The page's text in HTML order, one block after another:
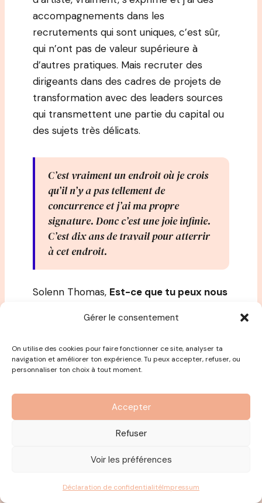
Gérer le consentement
On utilise des cookies pour faire fonctionner ce site, analyser ta
navigation et améliorer ton expérience. Tu peux accepter, refuser, ou
personnaliser ton choix à tout moment.
Accepter
Refuser
Voir les préférences
Déclaration de confidentialitéImpressum
accompagnements dans les
recrutements qui sont uniques, c’est sûr,
qui n’ont pas de valeur supérieure à
d’autres pratiques. Mais recruter des
dirigeants dans des cadres de projets de
transformation avec des leaders sources
qui transmettent une partie du capital ou
des sujets très délicats.
C’est vraiment un endroit où je crois
qu’il n’y a pas tellement de
concurrence et j’ai ma propre
signature. Donc c’est une joie infinie.
C’est dix ans de travail pour atterrir
à cet endroit.
Solenn Thomas, Est-ce que tu peux nous
c’est Eklore aujourd’hui ?
Eklore, c’est une association, un
mouvement culturel autour d’une
l’expression des singularités. Les
singularités, c’est nos personnalités, des
conditions aussi de genre, d’âge, de
diversité cognitive. Mais c’est aussi une
juste être moi, le soi profond. Donc, on est